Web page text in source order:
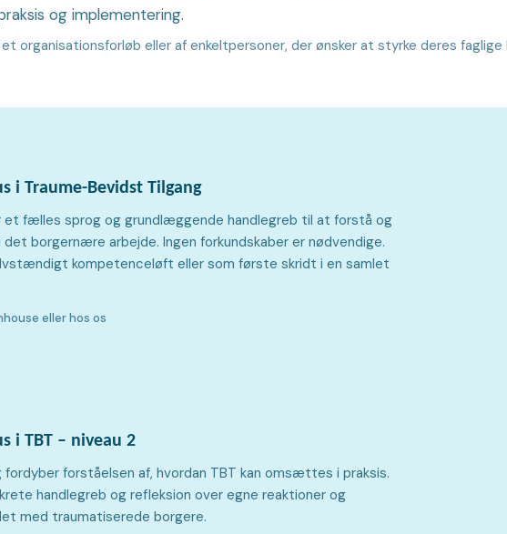
og implementering.
organisationsforløb eller af enkeltpersoner, der ønsker at styrke deres
i Traume-Bevidst Tilgang
et fælles sprog og grundlæggende handlegreb til at forstå og
borgernære arbejde. Ingen forkundskaber er nødvendige.
kompetenceløft eller som første skridt i en samlet
eller hos os
i TBT – niveau 2
fordyber forståelsen af, hvordan TBT kan omsættes i praksis.
handlegreb og refleksion over egne reaktioner og
med traumatiserede borgere.